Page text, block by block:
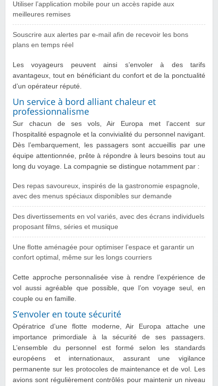
Utiliser l’application mobile pour un accès rapide aux
meilleures remises
Souscrire aux alertes par e-mail afin de recevoir les bons
plans en temps réel
Les voyageurs peuvent ainsi s’envoler à des tarifs
avantageux, tout en bénéficiant du confort et de la ponctualité
d’un opérateur réputé.
Un service à bord alliant chaleur et
professionnalisme
Sur chacun de ses vols, Air Europa met l’accent sur
l’hospitalité espagnole et la convivialité du personnel navigant.
Dès l’embarquement, les passagers sont accueillis par une
équipe attentionnée, prête à répondre à leurs besoins tout au
long du voyage. La compagnie se distingue notamment par :
Des repas savoureux, inspirés de la gastronomie espagnole,
avec des menus spéciaux disponibles sur demande
Des divertissements en vol variés, avec des écrans individuels
proposant films, séries et musique
Une flotte aménagée pour optimiser l’espace et garantir un
confort optimal, même sur les longs courriers
Cette approche personnalisée vise à rendre l’expérience de
vol aussi agréable que possible, que l’on voyage seul, en
couple ou en famille.
S’envoler en toute sécurité
Opératrice d’une flotte moderne, Air Europa attache une
importance primordiale à la sécurité de ses passagers.
L’ensemble du personnel est formé selon les standards
européens et internationaux, assurant une vigilance
permanente sur les protocoles de maintenance et de vol. Les
avions sont régulièrement contrôlés pour maintenir un niveau